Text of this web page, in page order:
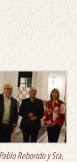
Reborido y Sra,